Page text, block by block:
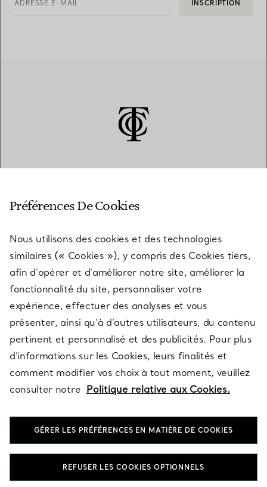
ADRESSE E-MAIL INSCRIPTION
SERVICES
À PROPOS
QUESTIONS LÉGALES
SUIVEZ-NOUS
T&Co. 2026
Préférences De Cookies
Nous utilisons des cookies et des technologies
similaires (« Cookies »), y compris des Cookies tiers,
afin d’opérer et d’améliorer notre site, améliorer la
fonctionnalité du site, personnaliser votre
expérience, effectuer des analyses et vous
présenter, ainsi qu’à d’autres utilisateurs, du contenu
pertinent et personnalisé et des publicités. Pour plus
d’informations sur les Cookies, leurs finalités et
comment modifier vos choix à tout moment, veuillez
consulter notre Politique relative aux Cookies.
GÉRER LES PRÉFÉRENCES EN MATIÈRE DE COOKIES
REFUSER LES COOKIES OPTIONNELS